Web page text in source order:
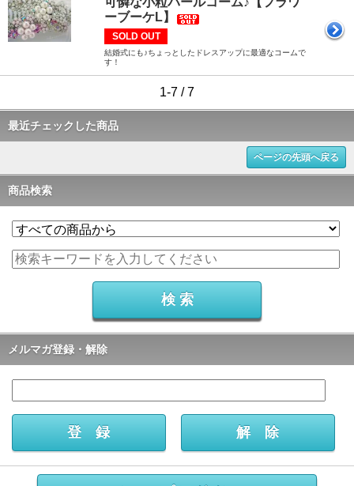
ーブーケL】
SOLD OUT
結婚式にも♪ちょっとしたドレスアップに最適なコームで
す！
1-7 / 7
最近チェックした商品
ページの先頭へ戻る
商品検索
メルマガ登録・解除